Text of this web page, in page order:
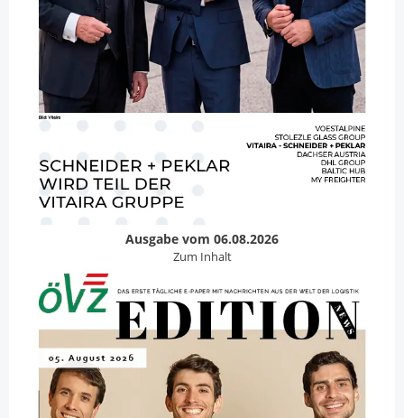
Ausgabe vom 06.08.2026
Zum Inhalt